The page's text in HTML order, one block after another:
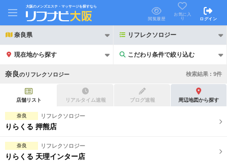
大阪のメンズエステ・マッサージを探すなら
閲覧履歴
お気に入
り
ログイン
奈良県 リフレクソロジー
現在地から探す こだわり条件で絞り込む
こだわり条件で絞り込む
21時以降も受付
初回割引あり
奈良のリフレクソロジー 検索結果 : 9件
店舗リスト リアルタイム速報 ブログ速報 周辺地図から探す
奈良 リフレクソロジー
りらくる 押熊店
奈良 リフレクソロジー
りらくる 天理インター店